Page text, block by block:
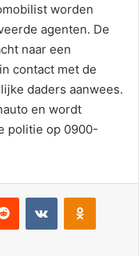
worden
agenten. De
naar een
contact met de
daders aanwees.
en wordt
politie op 0900-
VKontakte Odnoklassniki